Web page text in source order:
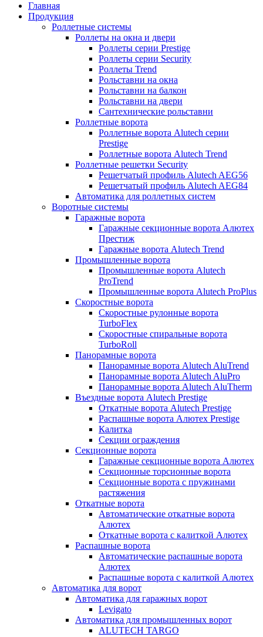
Главная
Продукция
Роллетные системы
Роллеты на окна и двери
Роллеты серии Prestige
Роллеты серии Security
Роллеты Trend
Рольставни на окна
Рольставни на балкон
Рольставни на двери
Сантехнические рольставни
Роллетные ворота
Роллетные ворота Alutech серии
Prestige
Роллетные ворота Alutech Trend
Роллетные решетки Security
Решетчатый профиль Alutech AEG56
Решетчатый профиль Alutech AEG84
Автоматика для роллетных систем
Воротные системы
Гаражные ворота
Гаражные секционные ворота Алютех
Престиж
Гаражные ворота Alutech Trend
Промышленные ворота
Промышленные ворота Alutech
ProTrend
Промышленные ворота Alutech ProPlus
Скоростные ворота
Скоростные рулонные ворота
TurboFlex
Скоростные спиральные ворота
TurboRoll
Панорамные ворота
Панорамные ворота Alutech AluTrend
Панорамные ворота Alutech AluPro
Панорамные ворота Alutech AluTherm
Въездные ворота Alutech Prestige
Откатные ворота Alutech Prestige
Распашные ворота Алютех Prestige
Калитка
Секции ограждения
Секционные ворота
Гаражные секционные ворота Алютех
Секционные торсионные ворота
Секционные ворота с пружинами
растяжения
Откатные ворота
Автоматические откатные ворота
Алютех
Откатные ворота с калиткой Алютех
Распашные ворота
Автоматические распашные ворота
Алютех
Распашные ворота с калиткой Алютех
Автоматика для ворот
Автоматика для гаражных ворот
Levigato
Автоматика для промышленных ворот
ALUTECH TARGO